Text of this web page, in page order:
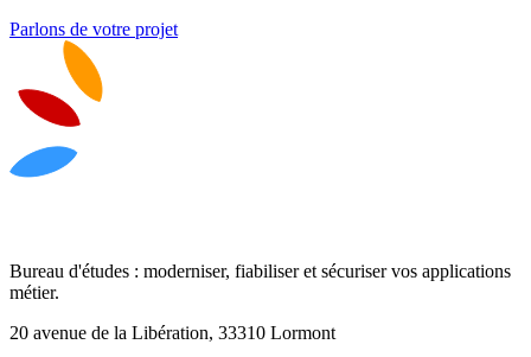
Parlons de votre projet
Bureau d'études : moderniser, fiabiliser et sécuriser vos applications
métier.
20 avenue de la Libération, 33310 Lormont